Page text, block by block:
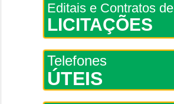
Editais e Contratos de
LICITAÇÕES
Telefones
ÚTEIS